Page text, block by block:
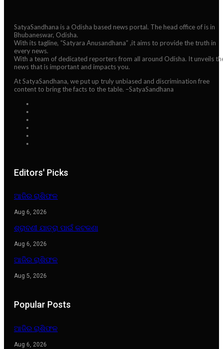
SatyaSandhana is a Odisha based news portal. The head office of is in
Bhubaneswar, Odisha.
With its tagline, “Satyara Anusandhana” ,it aims to provide the truth in
every news.
With a team of dedicated reporters from all around Odisha. It unveils
news that is important and impacts you.
At SatyaSandhana, we put up truly unbiased and discrimination free
content to bring the facts to the table. –SatyaSandhana
Editors' Picks
ଆଜିର ରାଶିଫଳ
Aug 6, 2026
ଶ୍ରାବଣୀ ଯାତ୍ରା ପାଇଁ କଟକଣା
Aug 6, 2026
ଆଜିର ରାଶିଫଳ
Aug 5, 2026
Popular Posts
ଆଜିର ରାଶିଫଳ
Aug 6, 2026